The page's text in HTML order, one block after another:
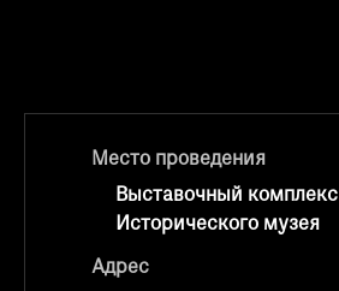
мнение поможет нам стать
Место проведения
Выставочный комплекс
Исторического музея
Адрес